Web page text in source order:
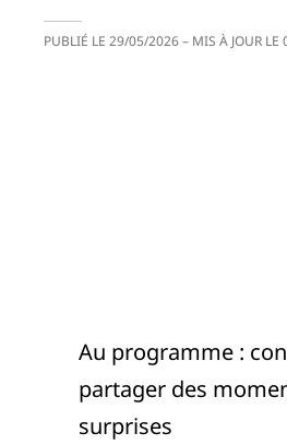
PUBLIÉ LE 29/05/2026– MIS À JOUR LE
Au programme :
partager des
surprises